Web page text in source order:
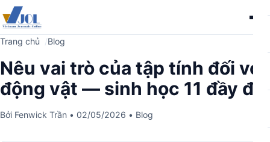
Trang chủ Blog
Nêu vai trò của tập tính đối với
động vật — sinh học 11 đầy đủ
Bởi Fenwick Trần • 02/05/2026 • Blog